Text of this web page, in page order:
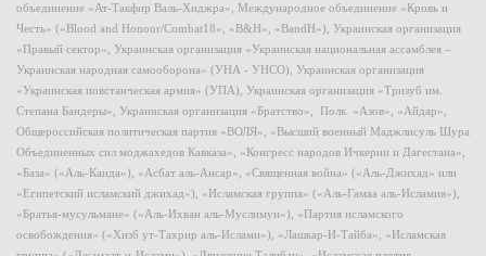
объединение «Ат-Такфир Валь-Хиджра», Международное объединение «Кровь и
Честь» («Blood and Honour/Combat18», «B&H», «BandH»), Украинская организация
«Правый сектор», Украинская организация «Украинская национальная ассамблея –
Украинская народная самооборона» (УНА - УНСО), Украинская организация
«Украинская повстанческая армия» (УПА), Украинская организация «Тризуб им.
Степана Бандеры», Украинская организация «Братство», Полк «Азов», «Айдар»,
Общероссийская политическая партия «ВОЛЯ», «Высший военный Маджлисуль Шура
Объединенных сил моджахедов Кавказа», «Конгресс народов Ичкерии и Дагестана»,
«База» («Аль-Каида»), «Асбат аль-Ансар», «Священная война» («Аль-Джихад» или
«Египетский исламский джихад»), «Исламская группа» («Аль-Гамаа аль-Исламия»),
«Братья-мусульмане» («Аль-Ихван аль-Муслимун»), «Партия исламского
освобождения» («Хизб ут-Тахрир аль-Ислами»), «Лашкар-И-Тайба», «Исламская